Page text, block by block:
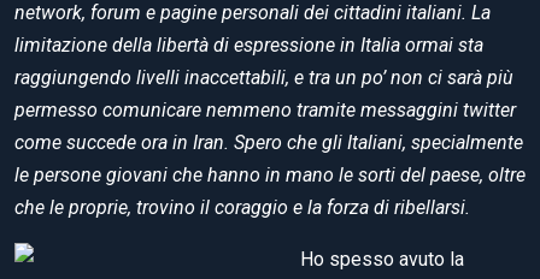
network, forum e pagine personali dei cittadini italiani. La
limitazione della libertà di espressione in Italia ormai sta
raggiungendo livelli inaccettabili, e tra un po’ non ci sarà più
permesso comunicare nemmeno tramite messaggini twitter
come succede ora in Iran. Spero che gli Italiani, specialmente
le persone giovani che hanno in mano le sorti del paese, oltre
che le proprie, trovino il coraggio e la forza di ribellarsi.
Ho spesso avuto la